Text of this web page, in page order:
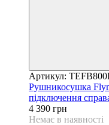
Артикул:
Рушникосушка
підключення
4 390 грн
Немає в наявності